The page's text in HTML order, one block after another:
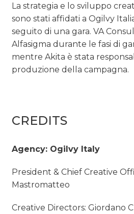
La strategia e lo sviluppo
sono stati affidati a Ogilvy
seguito di una gara. VA
Alfasigma durante le fasi di
mentre Akita è stata
produzione della campagna.
CREDITS
Agency: Ogilvy Italy
President & Chief Creative
Mastromatteo
Creative Directors: Giordano